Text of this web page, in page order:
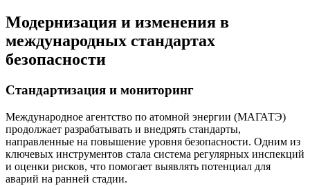
Модернизация и изменения в
международных стандартах
безопасности
Стандартизация и мониторинг
Международное агентство по атомной энергии (МАГАТЭ)
продолжает разрабатывать и внедрять стандарты,
направленные на повышение уровня безопасности. Одним из
ключевых инструментов стала система регулярных инспекций
и оценки рисков, что помогает выявлять потенциал для
аварий на ранней стадии.